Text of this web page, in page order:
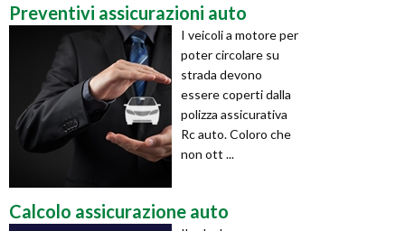
Preventivi assicurazioni auto
I veicoli a motore per
poter circolare su
strada devono
essere coperti dalla
polizza assicurativa
Rc auto. Coloro che
non ott ...
Calcolo assicurazione auto